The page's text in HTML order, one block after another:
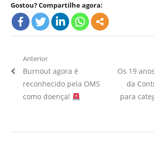
Gostou? Compartilhe agora:
Navegação
de
Post
Anterior
Artigo
Anterior:
Burnout agora é
reconhecido pela OMS
como doença!
Próximo
Artigo:
Os 19
da
para